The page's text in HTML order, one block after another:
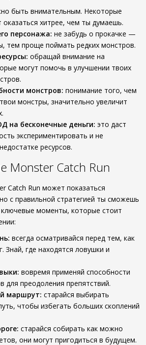
быть внимательным. Некоторые
хитрее, чем ты думаешь.
персонажа: не забудь о прокачке —
тем проще поймать редких монстров.
обращай внимание на
могут помочь в улучшении твоих
монстров: понимание того, чем
монстры, значительно увеличит
на бесконечные деньги: это даст
экспериментировать и не
ресурсов.
Monster Catch Run
Catch Run может показаться
с правильной стратегией ты сможешь
ключевые моменты, которые стоит
всегда осматривайся перед тем, как
Знай, где находятся ловушки и
вовремя применяй способности
для преодоления препятствий.
маршрут: старайся выбирать
чтобы избегать больших скоплений
старайся собирать как можно
они могут пригодиться в будущем.